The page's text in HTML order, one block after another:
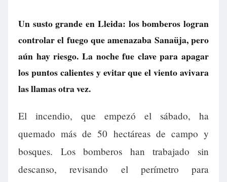
Un susto grande en Lleida: los bomberos logran
controlar el fuego que amenazaba Sanaüja, pero
aún hay riesgo. La noche fue clave para apagar
los puntos calientes y evitar que el viento avivara
las llamas otra vez.
El incendio, que empezó el sábado, ha
quemado más de 50 hectáreas de campo y
bosques. Los bomberos han trabajado sin
descanso, revisando el perímetro para